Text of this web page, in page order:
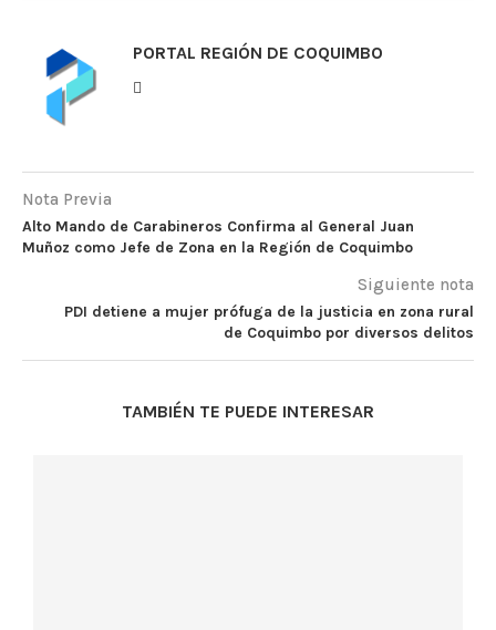
PORTAL REGIÓN DE COQUIMBO
Nota Previa
Alto Mando de Carabineros Confirma al General Juan
Muñoz como Jefe de Zona en la Región de Coquimbo
Siguiente nota
PDI detiene a mujer prófuga de la justicia en zona rural
de Coquimbo por diversos delitos
TAMBIÉN TE PUEDE INTERESAR